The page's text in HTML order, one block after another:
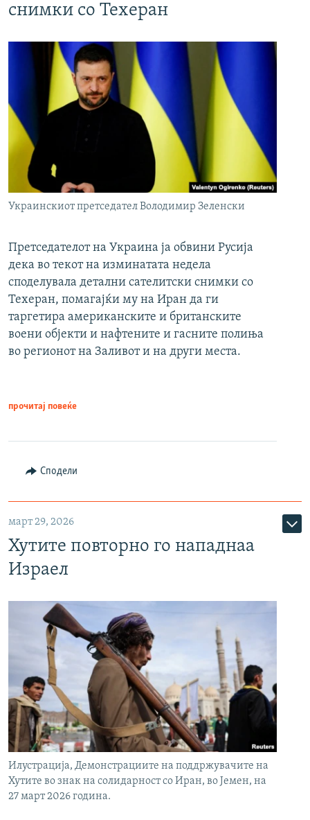
снимки со Техеран
Украинскиот претседател Володимир Зеленски
Претседателот на Украина ја обвини Русија
дека во текот на изминатата недела
споделувала детални сателитски снимки со
Техеран, помагајќи му на Иран да ги
таргетира американските и британските
воени објекти и нафтените и гасните полиња
во регионот на Заливот и на други места.
прочитај повеќе
Сподели
март 29, 2026
Хутите повторно го нападнаа
Израел
Илустрација, Демонстрациите на поддржувачите на
Хутите во знак на солидарност со Иран, во Јемен, на
27 март 2026 година.